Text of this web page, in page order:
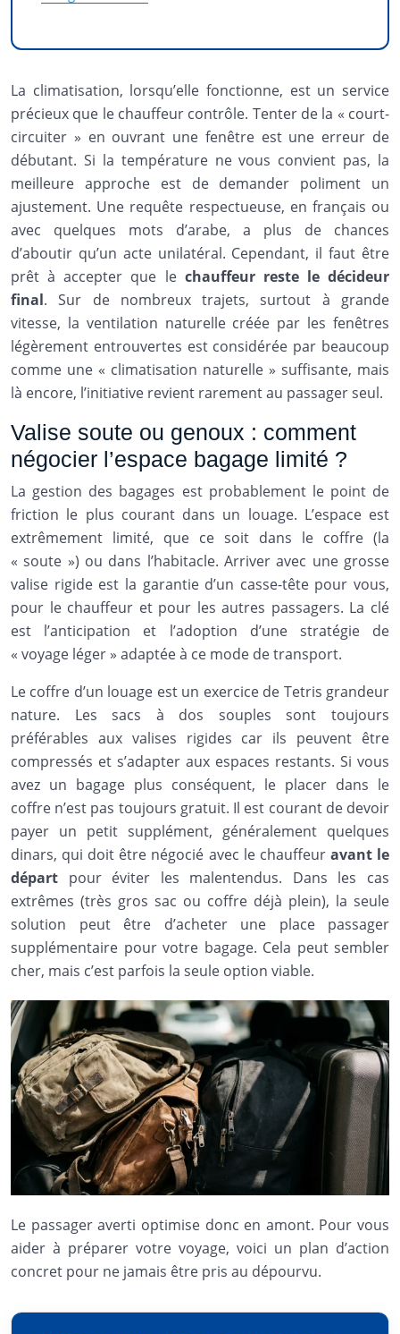
La climatisation, lorsqu’elle fonctionne, est un service
précieux que le chauffeur contrôle. Tenter de la « court-
circuiter » en ouvrant une fenêtre est une erreur de
débutant. Si la température ne vous convient pas, la
meilleure approche est de demander poliment un
ajustement. Une requête respectueuse, en français ou
avec quelques mots d’arabe, a plus de chances
d’aboutir qu’un acte unilatéral. Cependant, il faut être
prêt à accepter que le chauffeur reste le décideur
final. Sur de nombreux trajets, surtout à grande
vitesse, la ventilation naturelle créée par les fenêtres
légèrement entrouvertes est considérée par beaucoup
comme une « climatisation naturelle » suffisante, mais
là encore, l’initiative revient rarement au passager seul.
Valise soute ou genoux : comment
négocier l’espace bagage limité ?
La gestion des bagages est probablement le point de
friction le plus courant dans un louage. L’espace est
extrêmement limité, que ce soit dans le coffre (la
« soute ») ou dans l’habitacle. Arriver avec une grosse
valise rigide est la garantie d’un casse-tête pour vous,
pour le chauffeur et pour les autres passagers. La clé
est l’anticipation et l’adoption d’une stratégie de
« voyage léger » adaptée à ce mode de transport.
Le coffre d’un louage est un exercice de Tetris grandeur
nature. Les sacs à dos souples sont toujours
préférables aux valises rigides car ils peuvent être
compressés et s’adapter aux espaces restants. Si vous
avez un bagage plus conséquent, le placer dans le
coffre n’est pas toujours gratuit. Il est courant de devoir
payer un petit supplément, généralement quelques
dinars, qui doit être négocié avec le chauffeur avant le
départ pour éviter les malentendus. Dans les cas
extrêmes (très gros sac ou coffre déjà plein), la seule
solution peut être d’acheter une place passager
supplémentaire pour votre bagage. Cela peut sembler
cher, mais c’est parfois la seule option viable.
Le passager averti optimise donc en amont. Pour vous
aider à préparer votre voyage, voici un plan d’action
concret pour ne jamais être pris au dépourvu.